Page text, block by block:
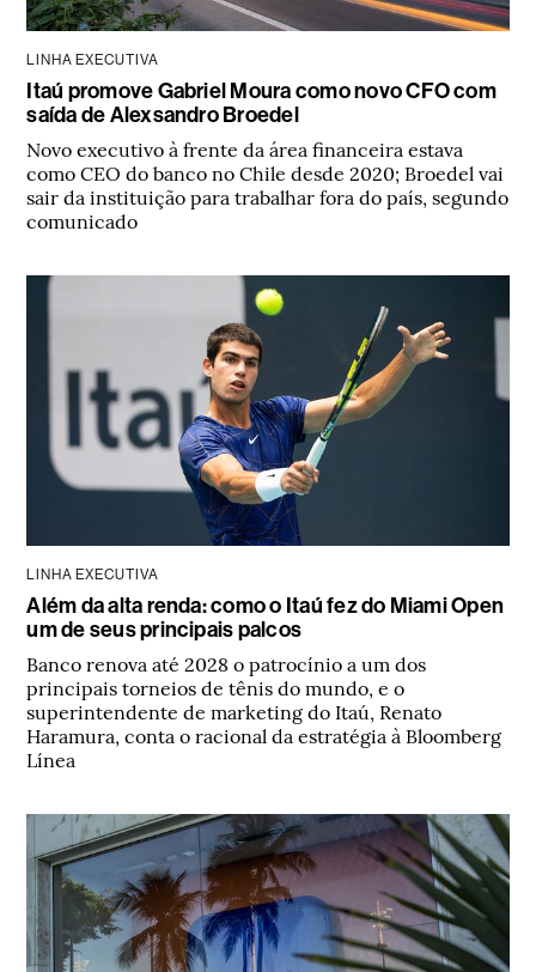
LINHA EXECUTIVA
Itaú promove Gabriel Moura como novo CFO com
saída de Alexsandro Broedel
Novo executivo à frente da área financeira estava
como CEO do banco no Chile desde 2020; Broedel vai
sair da instituição para trabalhar fora do país, segundo
comunicado
LINHA EXECUTIVA
Além da alta renda: como o Itaú fez do Miami Open
um de seus principais palcos
Banco renova até 2028 o patrocínio a um dos
principais torneios de tênis do mundo, e o
superintendente de marketing do Itaú, Renato
Haramura, conta o racional da estratégia à Bloomberg
Línea